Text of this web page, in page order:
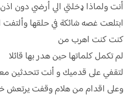
أنت ولماذا ډخلتي الي أرضي دون اذن
ابتلعت غصه شائكة في حلقها
كنت كنت اهرب من
لم تكمل كلماتها حين هدر بها قائلا
لتقفي على قدميك و أنت تتحدثين
وعلى اقدام من هلام وقفت يرتعش